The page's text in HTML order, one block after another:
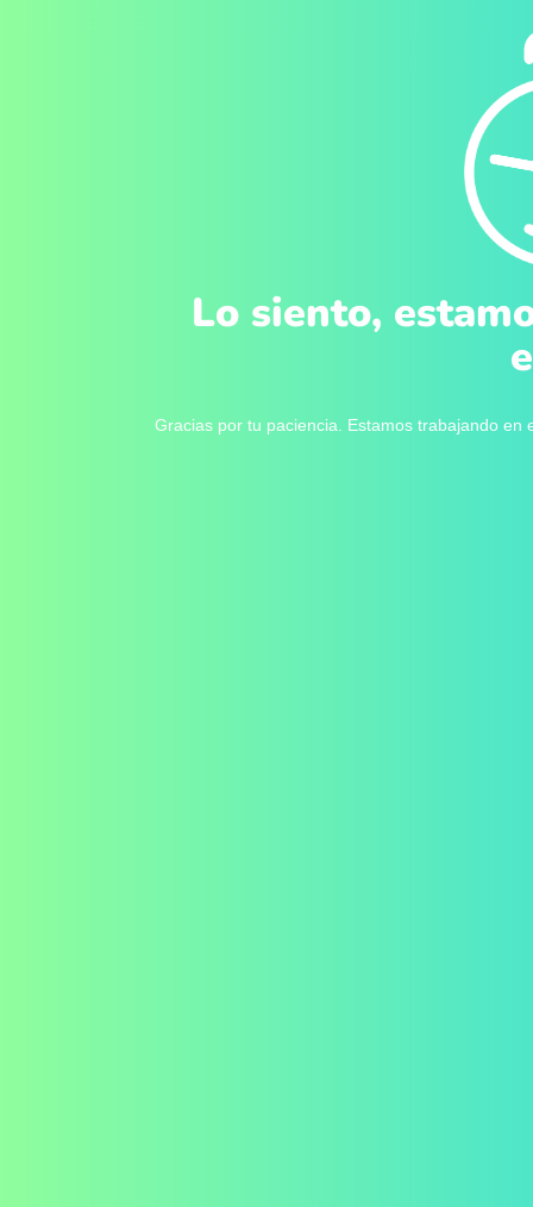
Lo siento,
Gracias por tu paciencia. Estamos trabajando en